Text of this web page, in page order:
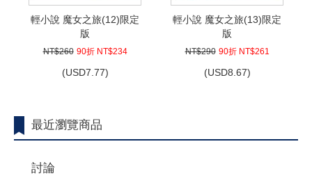
輕小說 魔女之旅(12)限定
版
NT$260 90折 NT$234
(USD7.77)
輕小說 魔女之旅(13)限定
版
NT$290 90折 NT$261
(USD8.67)
最近瀏覽商品
討論